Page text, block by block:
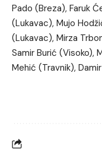
Pado (Breza), Faruk
(Lukavac), Mujo
(Lukavac), Mirza
Samir Burić (Visoko),
Mehić (Travnik),